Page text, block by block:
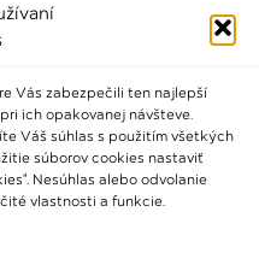
Vás zabezpečili ten najlepší
ich opakovanej návšteve.
Váš súhlas s použitím všetkých
súborov cookies nastaviť
Nesúhlas alebo odvolanie
vlastnosti a funkcie.